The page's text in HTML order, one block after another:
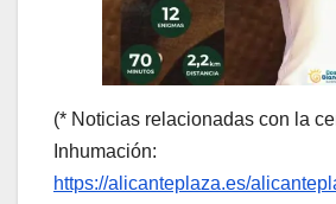
(* Noticias relacionadas con la
Inhumación:
https://alicanteplaza.es/